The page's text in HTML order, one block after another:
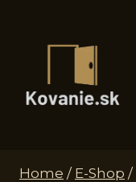
Home / E-Shop /